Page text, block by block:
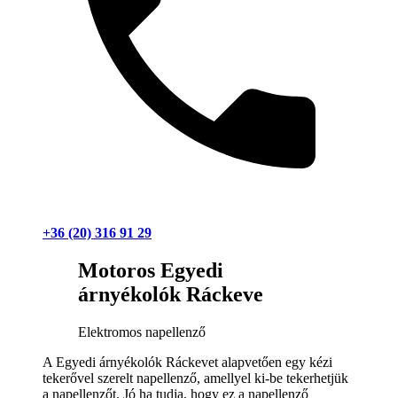
+36 (20) 316 91 29
Motoros Egyedi
árnyékolók Ráckeve
Elektromos napellenző
A Egyedi árnyékolók Ráckevet alapvetően egy kézi
tekerővel szerelt napellenző, amellyel ki-be tekerhetjük
a napellenzőt. Jó ha tudja, hogy ez a napellenző